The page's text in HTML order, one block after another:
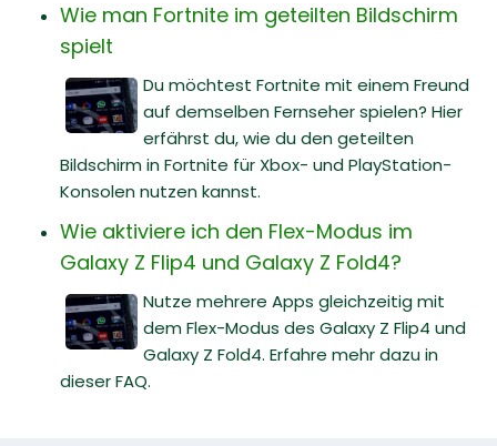
Wie man Fortnite im geteilten Bildschirm
spielt
Du möchtest Fortnite mit einem Freund
auf demselben Fernseher spielen? Hier
erfährst du, wie du den geteilten
Bildschirm in Fortnite für Xbox- und PlayStation-
Konsolen nutzen kannst.
Wie aktiviere ich den Flex-Modus im
Galaxy Z Flip4 und Galaxy Z Fold4?
Nutze mehrere Apps gleichzeitig mit
dem Flex-Modus des Galaxy Z Flip4 und
Galaxy Z Fold4. Erfahre mehr dazu in
dieser FAQ.